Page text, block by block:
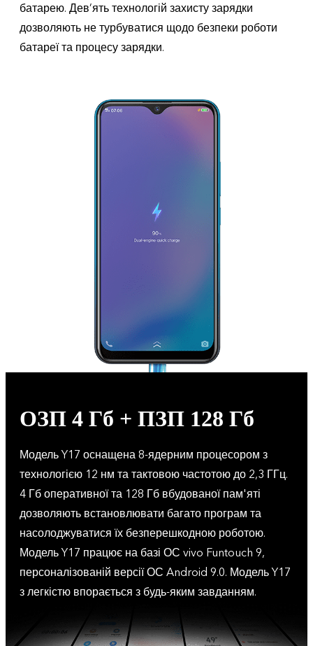
батарею. Дев’ять технологій захисту зарядки
дозволяють не турбуватися щодо безпеки роботи
батареї та процесу зарядки.
ОЗП 4 Гб + ПЗП 128 Гб
Модель Y17 оснащена 8-ядерним процесором з
технологією 12 нм та тактовою частотою до 2,3 ГГц.
4 Гб оперативної та 128 Гб вбудованої пам'яті
дозволяють встановлювати багато програм та
насолоджуватися їх безперешкодною роботою.
Модель Y17 працює на базі ОС vivo Funtouch 9,
персоналізованій версії ОС Android 9.0. Модель Y17
з легкістю впорається з будь-яким завданням.